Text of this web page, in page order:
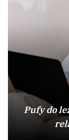
Pufy do